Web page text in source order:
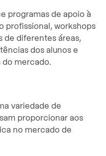
programas de apoio à
profissional, workshops
de diferentes áreas,
dos alunos e
do mercado.
variedade de
proporcionar aos
no mercado de